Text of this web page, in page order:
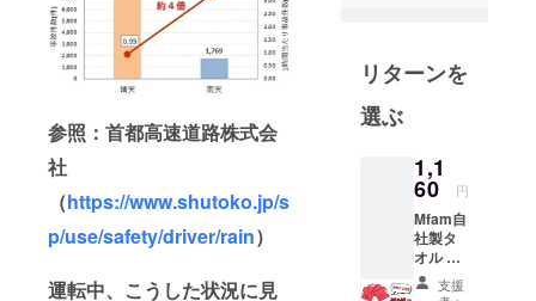
参照：首都高速道路株式会
社
（https://www.shutoko.jp/s
p/use/safety/driver/rain）
運転中、こうした状況に見
い！
日本の商品
で海外で見
い商品を海
外で広げた
という私達
の単純な気
リターンを
選ぶ
1,1
60 円
Mfam自
社製タ
オル 車
専用の
マイク
支援